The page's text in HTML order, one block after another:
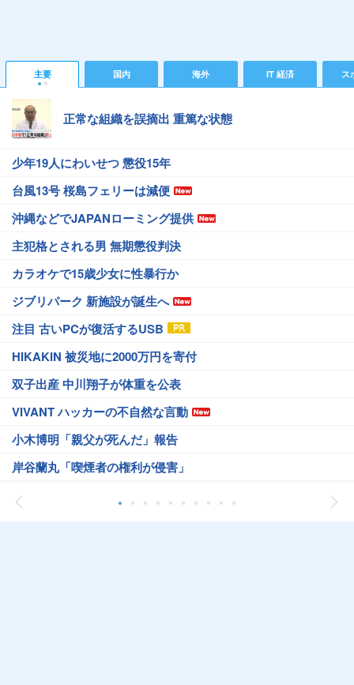
主要 国内 海外 IT 経済 ス
正常な組織を誤摘出 重篤な状態
少年19人にわいせつ 懲役15年
台風13号 桜島フェリーは減便
沖縄などでJAPANローミング提供
主犯格とされる男 無期懲役判決
カラオケで15歳少女に性暴行か
ジブリパーク 新施設が誕生へ
注目 古いPCが復活するUSB
HIKAKIN 被災地に2000万円を寄付
双子出産 中川翔子が体重を公表
VIVANT ハッカーの不自然な言動
小木博明「親父が死んだ」報告
岸谷蘭丸「喫煙者の権利が侵害」